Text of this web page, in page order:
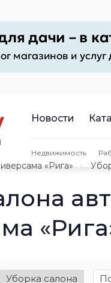
Новости
Недвижимость
«Рига»
Уборка салона